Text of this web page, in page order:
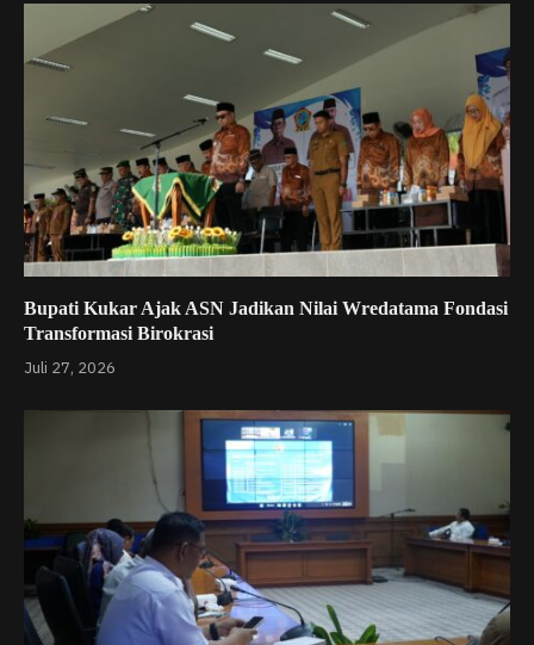
Bupati Kukar Ajak ASN Jadikan Nilai Wredatama Fondasi
Transformasi Birokrasi
Juli 27, 2026